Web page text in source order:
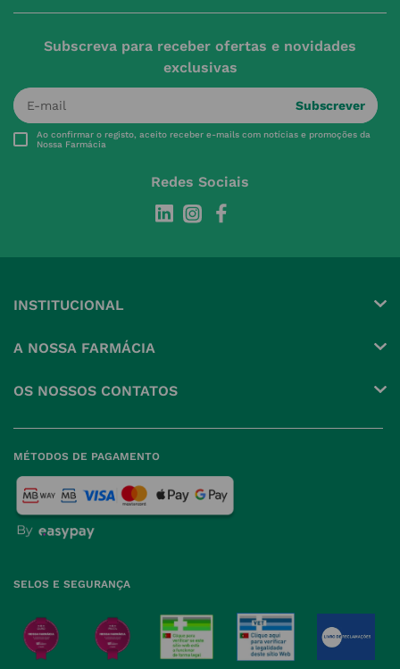
Subscreva para receber ofertas e novidades
exclusivas
Subscrever
Ao confirmar o registo, aceito receber e-mails com notícias e promoções da
Nossa Farmácia
Redes Sociais
INSTITUCIONAL
A NOSSA FARMÁCIA
Política de Privacidade
Política de Cookies
Política de Devoluções
OS NOSSOS CONTATOS
Farmácias perto de si
MÉTODOS DE PAGAMENTO
SELOS E SEGURANÇA